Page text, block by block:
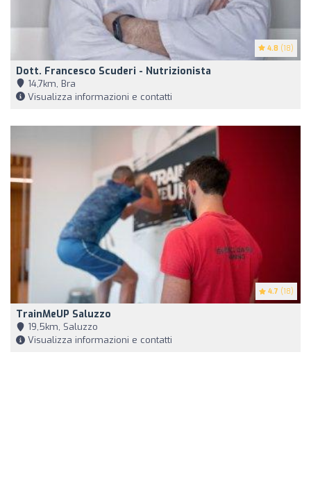
4.8 (18)
Dott. Francesco Scuderi - Nutrizionista
14,7km, Bra
Visualizza informazioni e contatti
4.7 (18)
TrainMeUP Saluzzo
19,5km, Saluzzo
Visualizza informazioni e contatti